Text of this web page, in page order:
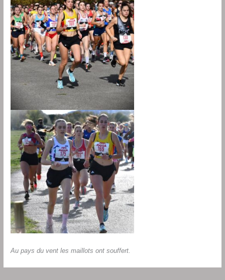
Au pays du vent les maillots ont souffert.